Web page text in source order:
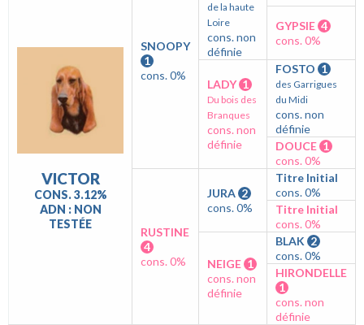
VICTOR
CONS. 3.12%
ADN : NON
TESTÉE
SNOOPY
1
cons. 0%
de la haute
Loire
cons. non
définie
GYPSIE 4
cons. 0%
LADY 1
Du bois des
Branques
cons. non
définie
FOSTO 1
des Garrigues
du Midi
cons. non
définie
DOUCE 1
cons. 0%
RUSTINE
4
cons. 0%
JURA 2
cons. 0%
Titre Initial
cons. 0%
Titre Initial
cons. 0%
NEIGE 1
cons. non
définie
BLAK 2
cons. 0%
HIRONDELLE
1
cons. non
définie